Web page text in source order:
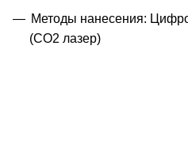
Методы нанесения:
(CO2 лазер)